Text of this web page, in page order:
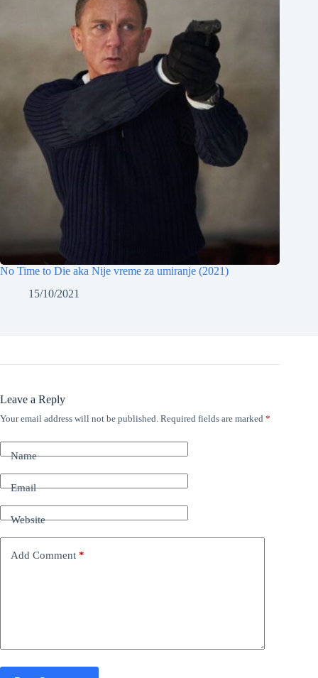
No Time to Die aka Nije vreme za umiranje (2021)
15/10/2021
Leave a Reply
Your email address will not be published. Required fields are marked *
Name
Email
Website
Add Comment *